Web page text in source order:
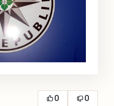
0
0